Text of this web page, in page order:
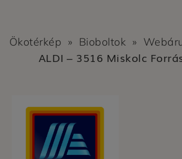
Ökotérkép » Bioboltok »
ALDI – 3516 Miskolc